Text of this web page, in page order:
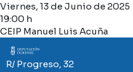
Viernes, 13 de Junio de 2025
19:00 h
CEIP Manuel Luis Acuña
Imaxe
R/ Progreso, 32